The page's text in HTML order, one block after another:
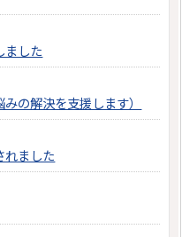
ました
の解決を支援します）
れました